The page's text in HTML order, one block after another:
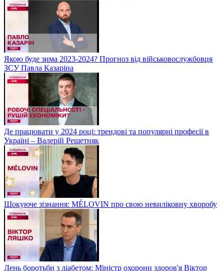
Якою буде зима 2023-2024? Прогноз від військовослужбовця
ЗСУ Павла Казаріна
Де працювати у 2024 році: трендові та популярні професії в
Україні – Валерій Решетняк
Шокуюче зізнання: MÉLOVIN про свою невиліковну хворобу
День боротьби з діабетом: Міністр охорони здоров'я Віктор